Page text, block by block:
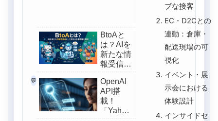
💬
BtoAと
は？AIを
新たな情
報受信者
える企業
戦略を解
説
OpenAI
API搭
載！
「Yahoo!
ブな接客
EC・D2Cとの
連動：倉庫・
配送現場の可
視化
イベント・展
示会における
体験設計
インサイドセ